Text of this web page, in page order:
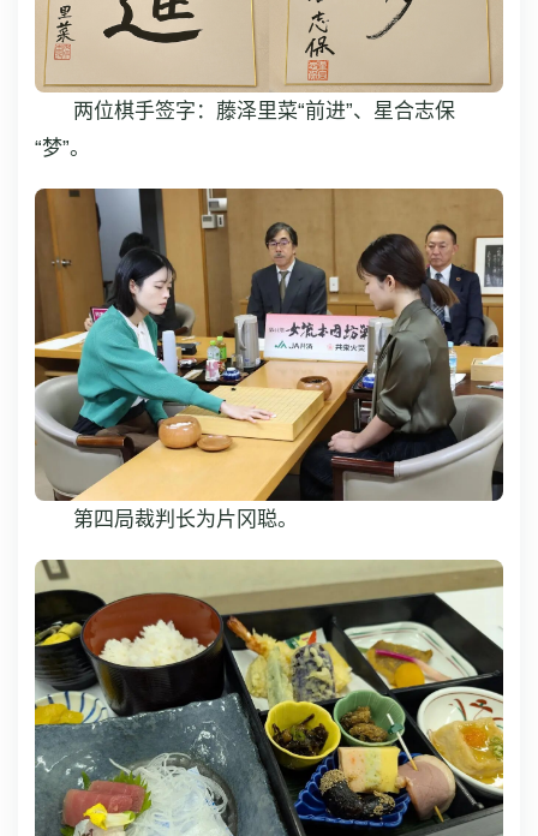
两位棋手签字：藤泽里菜“前进”、星合志保
“梦”。
第四局裁判长为片冈聪。